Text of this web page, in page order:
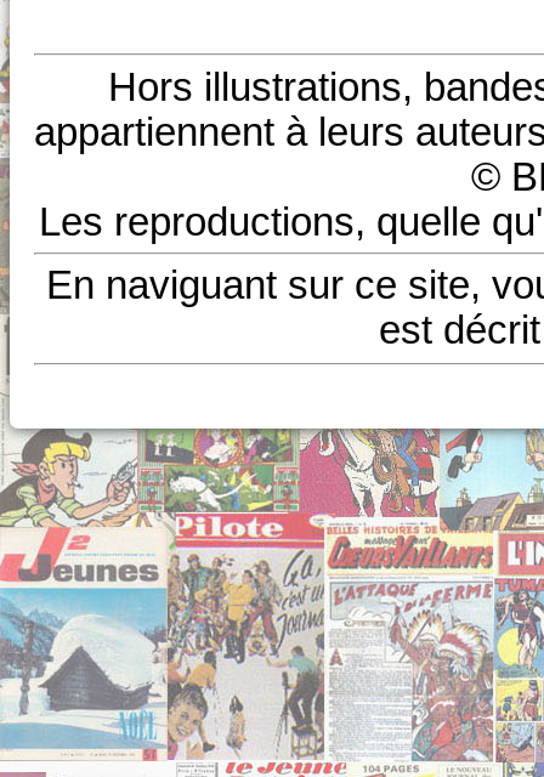
Hors illustrations,
appartiennent à leurs
©
Les reproductions, quelle
En naviguant sur ce site,
est